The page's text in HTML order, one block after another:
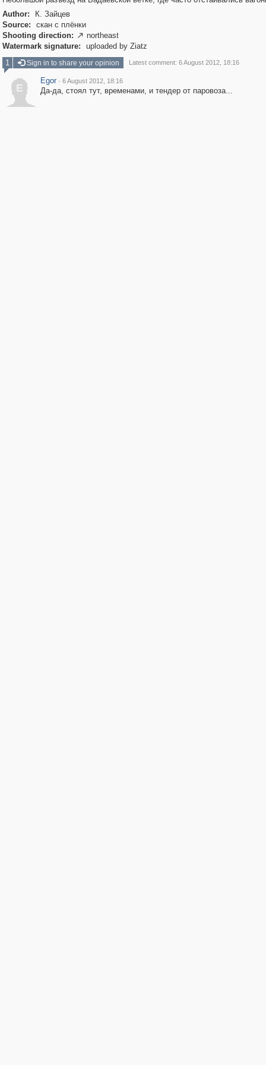
Author:
К. Зайцев
Source:
скан с плёнки
Shooting direction:  northeast
Watermark signature:
uploaded by Ziatz
1
Sign in to share your opinion Latest comment: 6 August 2012, 18:16
E
Egor · 6 August 2012, 18:16
Да-да, стоял тут, временами, и тендер от паровоза...